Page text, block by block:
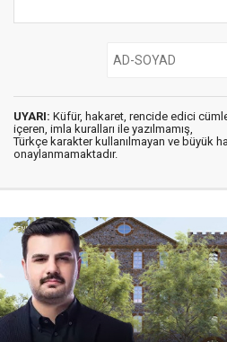
UYARI: Küfür, hakaret, rencide edici
içeren, imla kuralları ile yazılmamış,
Türkçe karakter kullanılmayan ve büyük
onaylanmamaktadır.